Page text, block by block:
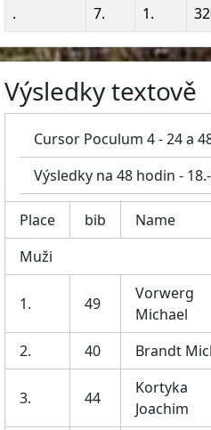
.
7. 1.
Výsledky textově
Cursor Poculum 4 - 24 a
Výsledky na 48 hodin -
Place bib Name
Muži
1. 49
Vorwerg
Michael
2. 40 Brandt
3. 44
Kortyka
Joachim